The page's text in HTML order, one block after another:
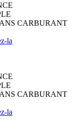
CARBURANT
la
CARBURANT
la